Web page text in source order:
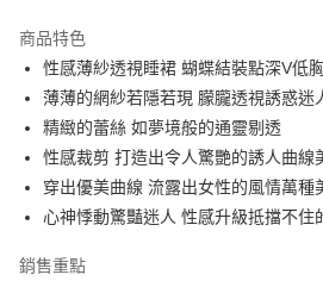
Apple Pay
街口支付
悠遊付
ATM付款
商品特色
性感薄紗透視睡裙 蝴蝶結裝點深V低胸
薄薄的網紗若隱若現 朦朧透視誘惑迷
精緻的蕾絲 如夢境般的通靈剔透
性感裁剪 打造出令人驚艷的誘人曲線
穿出優美曲線 流露出女性的風情萬種
心神悸動驚豔迷人 性感升級抵擋不住
銷售重點